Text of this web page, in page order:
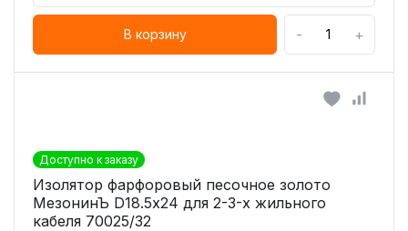
В корзину - +
Доступно к заказу
Изолятор фарфоровый песочное золото
МезонинЪ D18.5х24 для 2-3-х жильного
кабеля 70025/32